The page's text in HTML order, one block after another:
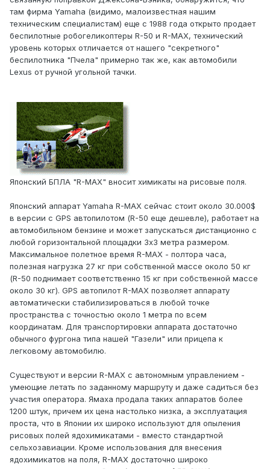
там фирма Yamaha (видимо, малоизвестная нашим
техническим специалистам) еще с 1988 года открыто продает
беспилотные робогеликоптеры R-50 и R-MAX, технический
уровень которых отличается от нашего "секретного"
беспилотника "Пчела" примерно так же, как автомобили
Lexus от ручной угольной тачки.
Японский БПЛА "R-MAX" вносит химикаты на рисовые поля.
Японский аппарат Yamaha R-MAX сейчас стоит около 30.000$
в версии с GPS автопилотом (R-50 еще дешевле), работает на
автомобильном бензине и может запускаться дистанционно с
любой горизонтальной площадки 3х3 метра размером.
Максимальное полетное время R-MAX - полтора часа,
полезная нагрузка 27 кг при собственной массе около 50 кг
(R-50 поднимает соответственно 15 кг при собственной массе
около 30 кг). GPS автопилот R-MAX позволяет аппарату
автоматически стабилизироваться в любой точке
пространства с точностью около 1 метра по всем
координатам. Для транспортировки аппарата достаточно
обычного фургона типа нашей "Газели" или прицепа к
легковому автомобилю.
Существуют и версии R-MAX с автономным управлением -
умеющие летать по заданному маршруту и даже садиться без
участия оператора. Ямаха продала таких аппаратов более
1200 штук, причем их цена настолько низка, а эксплуатация
проста, что в Японии их широко используют для опыления
рисовых полей ядохимикатами - вместо стандартной
сельхозавиации. Кроме использования для внесения
ядохимикатов на поля, R-MAX достаточно широко